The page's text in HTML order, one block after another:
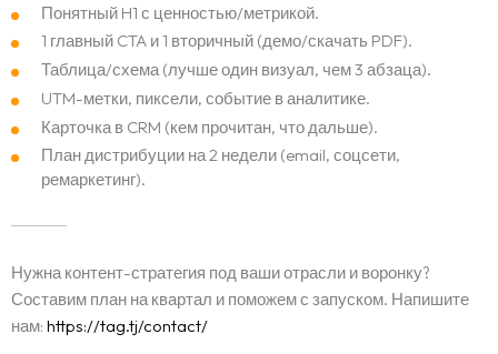
Понятный H1 с ценностью/метрикой.
1 главный CTA и 1 вторичный (демо/скачать PDF).
Таблица/схема (лучше один визуал, чем 3 абзаца).
UTM-метки, пиксели, событие в аналитике.
Карточка в CRM (кем прочитан, что дальше).
План дистрибуции на 2 недели (email, соцсети,
ремаркетинг).
Нужна контент-стратегия под ваши отрасли и воронку?
Составим план на квартал и поможем с запуском. Напишите
нам: https://tag.tj/contact/